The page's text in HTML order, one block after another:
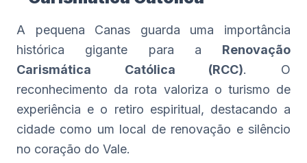
A pequena Canas guarda uma importância
histórica gigante para a Renovação
Carismática Católica (RCC). O
reconhecimento da rota valoriza o turismo de
experiência e o retiro espiritual, destacando a
cidade como um local de renovação e silêncio
no coração do Vale.